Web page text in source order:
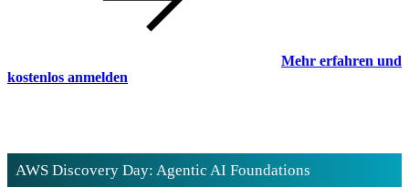
Mehr erfahren und
kostenlos anmelden
AWS Discovery Day: Agentic AI Foundations